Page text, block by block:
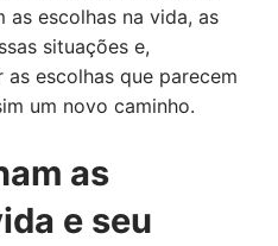
escolhas na vida, as
situações e,
escolhas que parecem
um novo caminho.
as
e seu